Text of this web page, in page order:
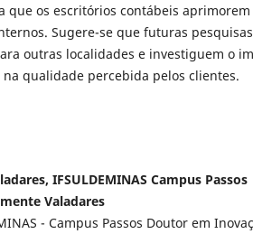
que os escritórios contábeis aprimorem
Sugere-se que futuras pesquisas
outras localidades e investiguem o
qualidade percebida pelos clientes.
IFSULDEMINAS Campus Passos
Valadares
- Campus Passos Doutor em